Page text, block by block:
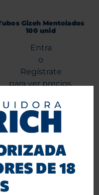
DE 18
Gizeh Mentolados
100 unid
Entra
o
Regístrate
para ver precios.
Agregar al carrito